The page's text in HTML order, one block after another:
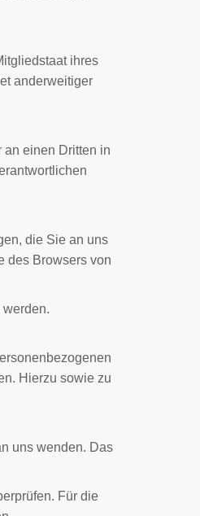
ihres
anderweitiger
an einen Dritten in
die Sie an uns
des Browsers von
Hierzu sowie zu
uns wenden. Das
Für die